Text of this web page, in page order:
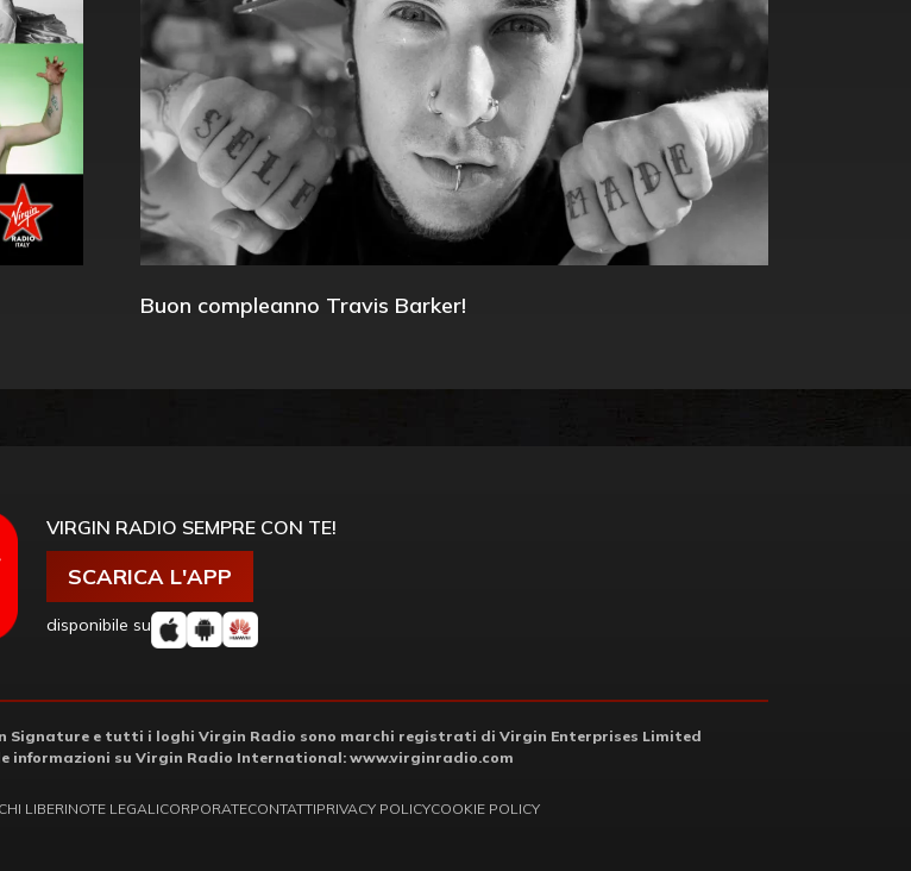
Buon compleanno Travis Barker!
VIRGIN RADIO SEMPRE CON TE!
SCARICA L'APP
disponibile su
Signature e tutti i loghi Virgin Radio sono marchi registrati di Virgin Enterprises Limited
informazioni su Virgin Radio International: www.virginradio.com
LIBERINOTE LEGALICORPORATECONTATTIPRIVACY POLICYCOOKIE POLICY